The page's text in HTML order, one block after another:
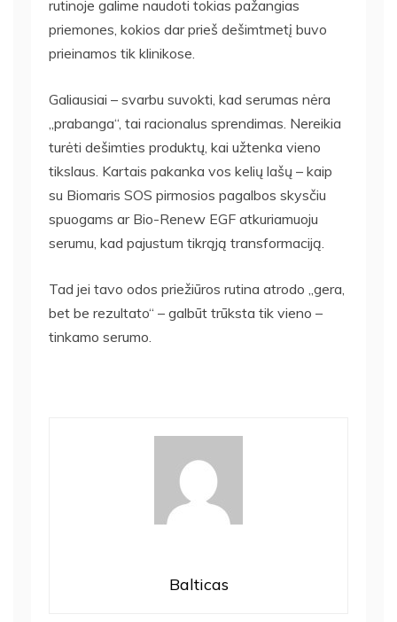
rutinoje galime naudoti tokias pažangias
priemones, kokios dar prieš dešimtmetį buvo
prieinamos tik klinikose.
Galiausiai – svarbu suvokti, kad serumas nėra
„prabanga“, tai racionalus sprendimas. Nereikia
turėti dešimties produktų, kai užtenka vieno
tikslaus. Kartais pakanka vos kelių lašų – kaip
su Biomaris SOS pirmosios pagalbos skysčiu
spuogams ar Bio-Renew EGF atkuriamuoju
serumu, kad pajustum tikrąją transformaciją.
Tad jei tavo odos priežiūros rutina atrodo „gera,
bet be rezultato“ – galbūt trūksta tik vieno –
tinkamo serumo.
Balticas